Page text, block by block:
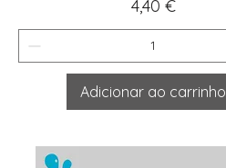
Preço
4,40 €
Adicionar ao carrinho